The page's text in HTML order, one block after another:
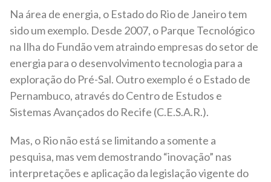
Na área de energia, o Estado do Rio de Janeiro tem
sido um exemplo. Desde 2007, o Parque Tecnológico
na Ilha do Fundão vem atraindo empresas do setor de
energia para o desenvolvimento tecnologia para a
exploração do Pré-Sal. Outro exemplo é o Estado de
Pernambuco, através do Centro de Estudos e
Sistemas Avançados do Recife (C.E.S.A.R.).
Mas, o Rio não está se limitando a somente a
pesquisa, mas vem demostrando “inovação” nas
interpretações e aplicação da legislação vigente do